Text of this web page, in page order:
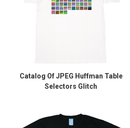
Catalog Of JPEG Huffman Table
Selectors Glitch